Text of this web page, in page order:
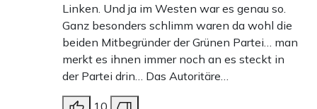
Linken. Und ja im Westen war es genau so.
Ganz besonders schlimm waren da wohl die
beiden Mitbegründer der Grünen Partei… man
merkt es ihnen immer noch an es steckt in
der Partei drin… Das Autoritäre…